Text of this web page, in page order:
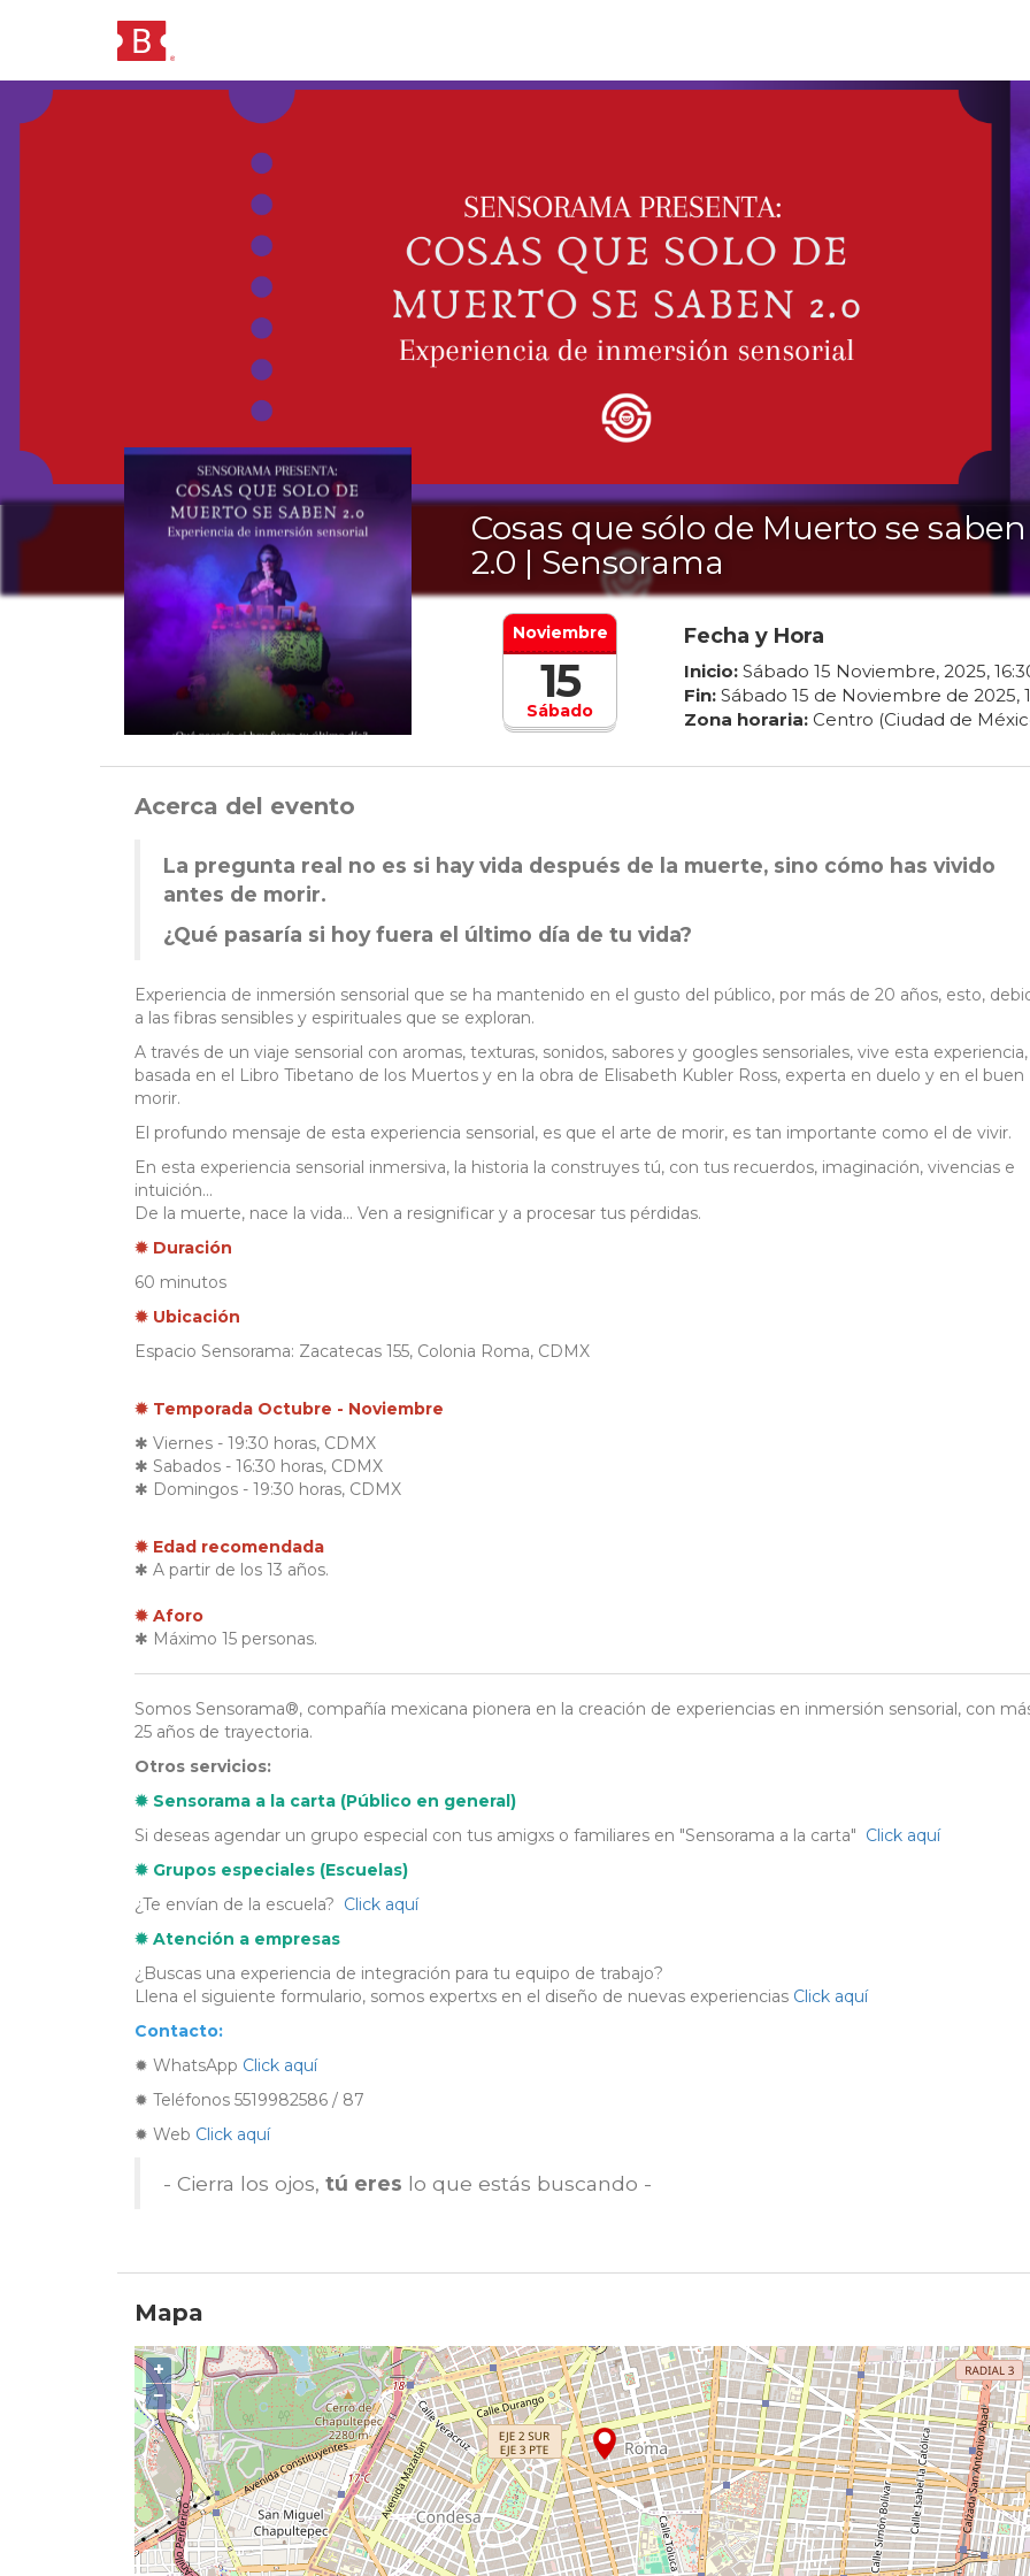
Cosas que sólo de Muerto se saben
2.0 | Sensorama
Sábado
Noviembre
15
Fecha y Hora
Inicio: Sábado 15 Noviembre, 2025, 16:
Fin: Sábado 15 de Noviembre de 2025,
Zona horaria: Centro (Ciudad de
Acerca del evento
La pregunta real no es si hay vida después de la muerte, sino cómo has vivido
antes de morir.
¿Qué pasaría si hoy fuera el último día de tu vida?
Experiencia de inmersión sensorial que se ha mantenido en el gusto del público, por más de 20 años, esto,
a las fibras sensibles y espirituales que se exploran.
A través de un viaje sensorial con aromas, texturas, sonidos, sabores y googles sensoriales, vive esta experiencia,
basada en el Libro Tibetano de los Muertos y en la obra de Elisabeth Kubler Ross, experta en duelo y en el buen
morir.
El profundo mensaje de esta experiencia sensorial, es que el arte de morir, es tan importante como el de vivir.
En esta experiencia sensorial inmersiva, la historia la construyes tú, con tus recuerdos, imaginación, vivencias e
intuición...
De la muerte, nace la vida... Ven a resignificar y a procesar tus pérdidas.
✹ Duración
60 minutos
✹ Ubicación
Espacio Sensorama: Zacatecas 155, Colonia Roma, CDMX
✹ Temporada Octubre - Noviembre
✱ Viernes - 19:30 horas, CDMX
✱ Sabados - 16:30 horas, CDMX
✱ Domingos - 19:30 horas, CDMX
✹ Edad recomendada
✱ A partir de los 13 años.
✹ Aforo
✱ Máximo 15 personas.
Somos Sensorama®, compañía mexicana pionera en la creación de experiencias en inmersión sensorial, con
25 años de trayectoria.
Otros servicios:
✹ Sensorama a la carta (Público en general)
Si deseas agendar un grupo especial con tus amigxs o familiares en "Sensorama a la carta" Click aquí
✹ Grupos especiales (Escuelas)
¿Te envían de la escuela? Click aquí
✹ Atención a empresas
¿Buscas una experiencia de integración para tu equipo de trabajo?
Llena el siguiente formulario, somos expertxs en el diseño de nuevas experiencias Click aquí
Contacto:
✹ WhatsApp Click aquí
✹ Teléfonos 5519982586 / 87
✹ Web Click aquí
- Cierra los ojos, tú eres lo que estás buscando -
Mapa
+
−